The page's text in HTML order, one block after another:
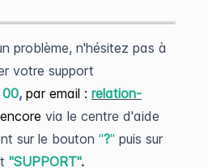
problème, n'hésitez pas à
votre support
00, par email : relation-
via le centre d'aide
sur le bouton "?" puis sur
"SUPPORT".